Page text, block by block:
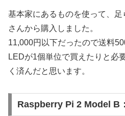
基本家にあるものを使って、
さんから購入しました。
11,000円以下だったので送料
LEDが1個単位で買えたりと必
く済んだと思います。
Raspberry Pi 2 Model B